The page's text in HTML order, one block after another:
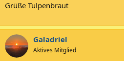
Grüße Tulpenbraut
Galadriel
Aktives Mitglied